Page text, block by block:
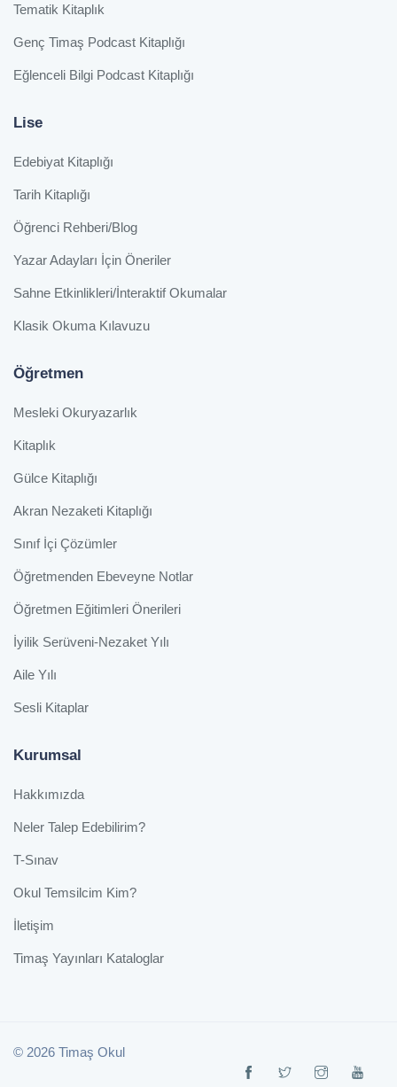
Tematik Kitaplık
Genç Timaş Podcast Kitaplığı
Eğlenceli Bilgi Podcast Kitaplığı
Lise
Edebiyat Kitaplığı
Tarih Kitaplığı
Öğrenci Rehberi/Blog
Yazar Adayları İçin Öneriler
Sahne Etkinlikleri/İnteraktif Okumalar
Klasik Okuma Kılavuzu
Öğretmen
Mesleki Okuryazarlık
Kitaplık
Gülce Kitaplığı
Akran Nezaketi Kitaplığı
Sınıf İçi Çözümler
Öğretmenden Ebeveyne Notlar
Öğretmen Eğitimleri Önerileri
İyilik Serüveni-Nezaket Yılı
Aile Yılı
Sesli Kitaplar
Kurumsal
Hakkımızda
Neler Talep Edebilirim?
T-Sınav
Okul Temsilcim Kim?
İletişim
Timaş Yayınları Kataloglar
© 2026 Timaş Okul